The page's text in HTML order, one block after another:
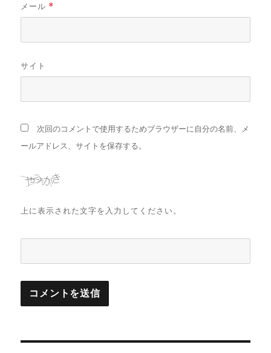
メール *
サイト
次回のコメントで使用するためブラウザーに自分の名前、メ
ールアドレス、サイトを保存する。
上に表示された文字を入力してください。